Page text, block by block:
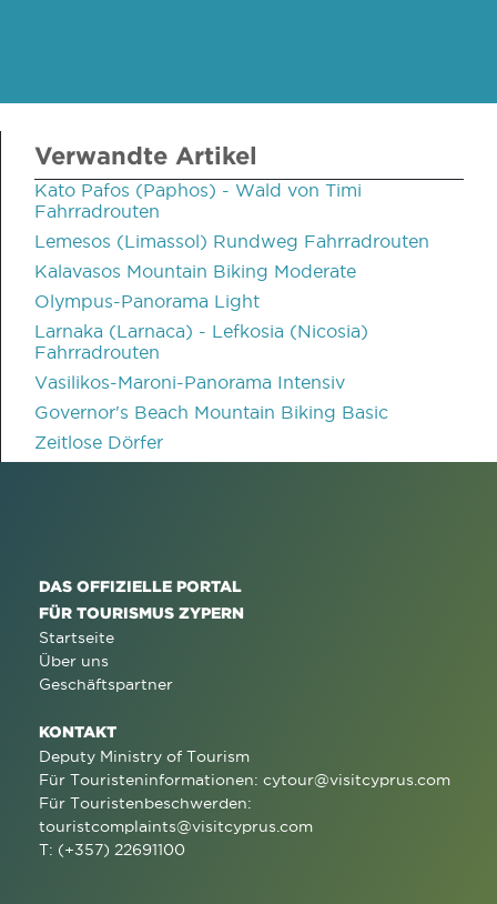
Verwandte Artikel
Kato Pafos (Paphos) - Wald von Timi
Fahrradrouten
Lemesos (Limassol) Rundweg Fahrradrouten
Kalavasos Mountain Biking Moderate
Olympus-Panorama Light
Larnaka (Larnaca) - Lefkosia (Nicosia)
Fahrradrouten
Vasilikos-Maroni-Panorama Intensiv
Governor's Beach Mountain Biking Basic
Zeitlose Dörfer
DAS OFFIZIELLE PORTAL
FÜR TOURISMUS ZYPERN
Startseite
Über uns
Geschäftspartner
KONTAKT
Deputy Ministry of Tourism
Für Touristeninformationen: cytour@visitcyprus.com
Für Touristenbeschwerden:
touristcomplaints@visitcyprus.com
T: (+357) 22691100